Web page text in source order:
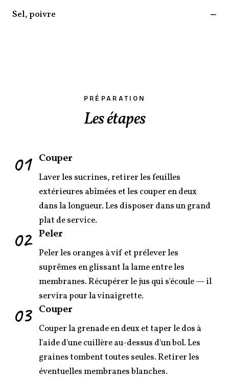
Sel, poivre —
PRÉPARATION
Les étapes
01 Couper
Laver les sucrines, retirer les feuilles
extérieures abîmées et les couper en deux
dans la longueur. Les disposer dans un grand
plat de service.
02 Peler
Peler les oranges à vif et prélever les
suprêmes en glissant la lame entre les
membranes. Récupérer le jus qui s'écoule — il
servira pour la vinaigrette.
03 Couper
Couper la grenade en deux et taper le dos à
l'aide d'une cuillère au-dessus d'un bol. Les
graines tombent toutes seules. Retirer les
éventuelles membranes blanches.